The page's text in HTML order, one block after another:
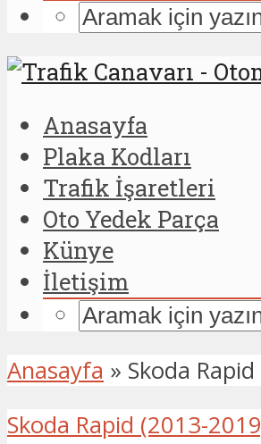
Anasayfa
Plaka Kodları
Trafik İşaretleri
Oto Yedek Parça
Künye
İletişim
Anasayfa » Skoda
Skoda Rapid (2013-